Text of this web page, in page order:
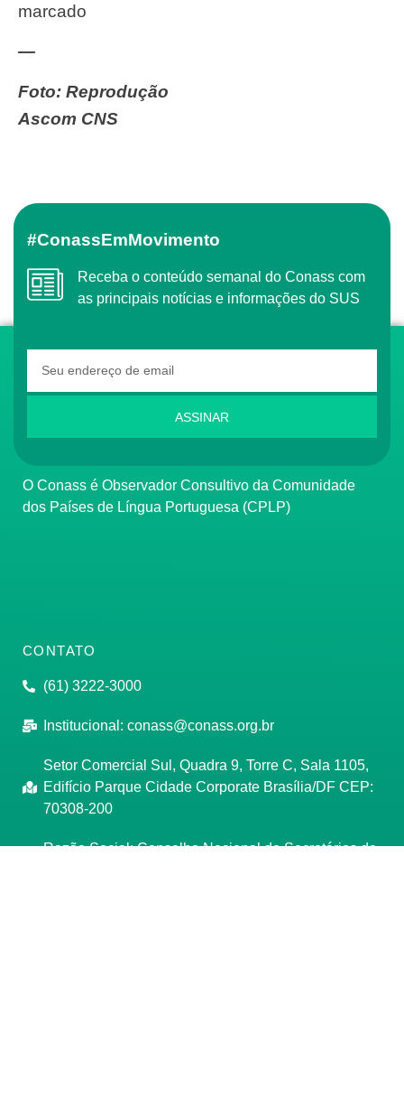
marcado
—
Foto: Reprodução
Ascom CNS
#ConassEmMovimento
Receba o conteúdo semanal do Conass com
as principais notícias e informações do SUS
ASSINAR
O Conass é Observador Consultivo da Comunidade
dos Países de Língua Portuguesa (CPLP)
CONTATO
(61) 3222-3000
Institucional: conass@conass.org.br
Setor Comercial Sul, Quadra 9, Torre C, Sala 1105,
Edifício Parque Cidade Corporate Brasília/DF CEP:
70308-200
Razão Social: Conselho Nacional de Secretários de